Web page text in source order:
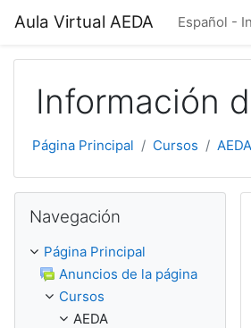
Aula Virtual AEDA Español -
Información
Página Principal Cursos AEDA
Navegación
Página Principal
Anuncios de la página
Cursos
AEDA